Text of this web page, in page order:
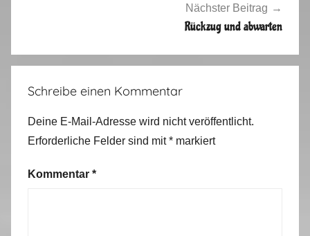
Nächster Beitrag
Rückzug und abwarten
Schreibe einen Kommentar
Deine E-Mail-Adresse wird nicht veröffentlicht.
Erforderliche Felder sind mit* markiert
Kommentar *